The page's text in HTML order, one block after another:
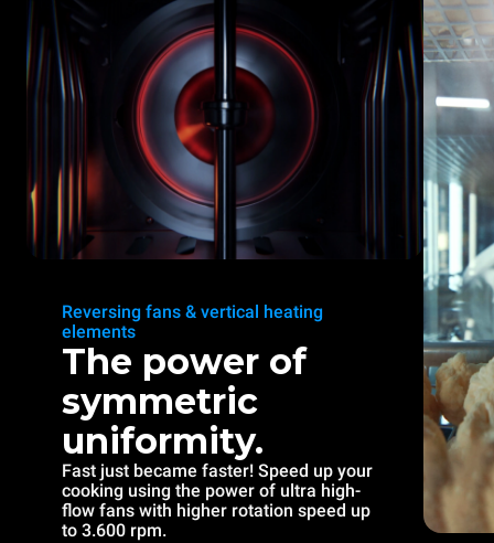
Reversing fans & vertical heating
elements
The power of
symmetric
uniformity.
Fast just became faster! Speed up your
cooking using the power of ultra high-
flow fans with higher rotation speed up
to 3.600 rpm.